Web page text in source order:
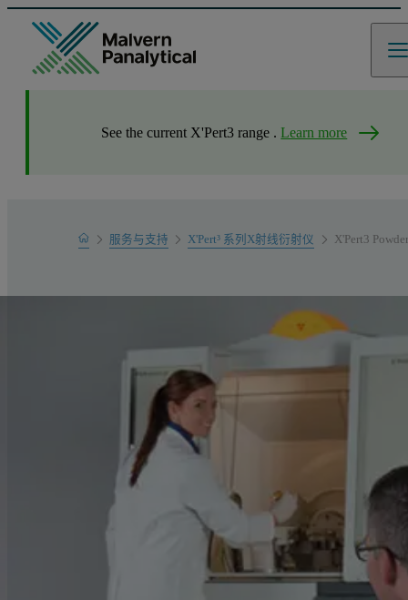
See the current X'Pert3 range .Learn more
Home服务与支持
产品支持
X'Pert³ 系列X射线衍射仪 X'Pert3